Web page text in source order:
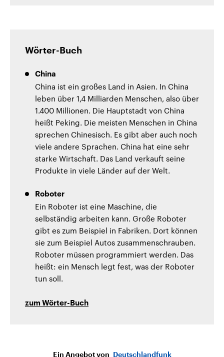
Wörter-Buch
China
China ist ein großes Land in Asien. In China
leben über 1,4 Milliarden Menschen, also über
1.400 Millionen. Die Hauptstadt von China
heißt Peking. Die meisten Menschen in China
sprechen Chinesisch. Es gibt aber auch noch
viele andere Sprachen. China hat eine sehr
starke Wirtschaft. Das Land verkauft seine
Produkte in viele Länder auf der Welt.
Roboter
Ein Roboter ist eine Maschine, die
selbständig arbeiten kann. Große Roboter
gibt es zum Beispiel in Fabriken. Dort können
sie zum Beispiel Autos zusammenschrauben.
Roboter müssen programmiert werden. Das
heißt: ein Mensch legt fest, was der Roboter
tun soll.
zum Wörter-Buch
Ein Angebot von Deutschlandfunk